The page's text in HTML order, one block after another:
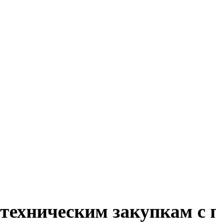
закупкам с